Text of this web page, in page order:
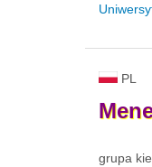
PL
grupa